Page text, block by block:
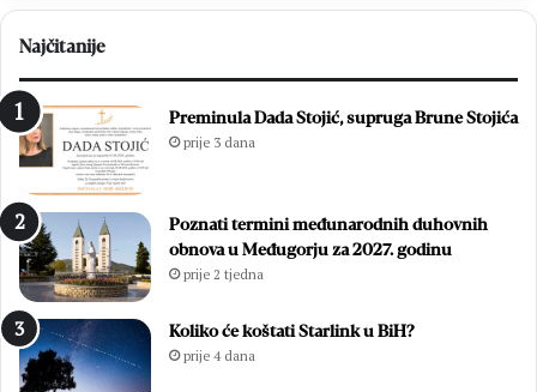
Najčitanije
Preminula Dada Stojić, supruga Brune Stojića
prije 3 dana
Poznati termini međunarodnih duhovnih
obnova u Međugorju za 2027. godinu
prije 2 tjedna
Koliko će koštati Starlink u BiH?
prije 4 dana